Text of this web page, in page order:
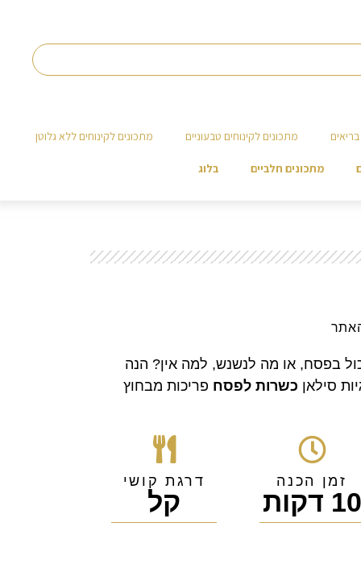
מתכונים לקינוחים טבעוניים מתכונים לקינוחים ללא גלוטן
מתכונים חלביים בלוג
בפסח, או מה לנשנש, למה אין? הנה
סילאן כשרות לפסח פריכות מבחוץ
זמן הכנה
10 דקות
דרגת קושי
קל